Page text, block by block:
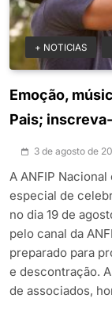
+ NOTICIAS
Emoção,
Pais;
3 de agosto de
A ANFIP
especial de
no dia 19 de
pelo canal da
preparado para
e descontração.
de associados,